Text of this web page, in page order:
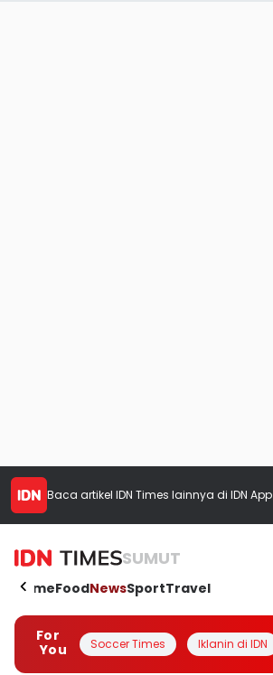
Baca artikel IDN Times lainnya di IDN App
SUMUT
HomeFoodNewsSportTravel
For
You
Soccer Times Iklanin di IDN